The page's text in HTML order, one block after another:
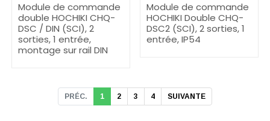
Module de commande
double HOCHIKI CHQ-
DSC / DIN (SCI), 2
sorties, 1 entrée,
montage sur rail DIN
Module de commande
HOCHIKI Double CHQ-
DSC2 (SCI), 2 sorties, 1
entrée, IP54
PRÉC. 1 2 3 4 SUIVANTE